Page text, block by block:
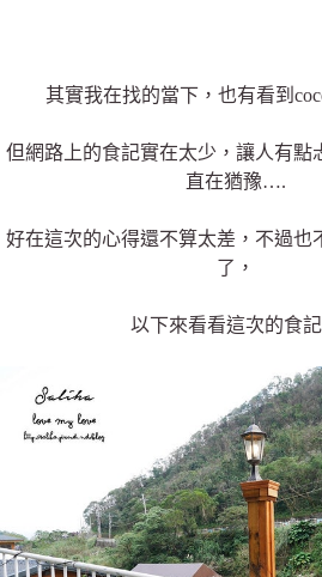
其實我在找的當下，也有看到
但網路上的食記實在太少，讓人有點
直在猶豫….
好在這次的心得還不算太差，不過也
了，
以下來看看這次的食